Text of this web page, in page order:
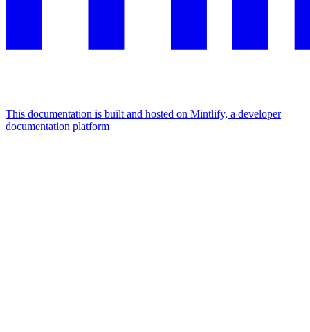
This documentation is built and hosted on Mintlify, a developer
documentation platform